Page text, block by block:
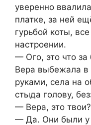
уверенно
платке, за ней
гурьбой коты,
настроении.
— Ого, это что за
Вера выбежала
руками, села на
стыда голову,
— Вера, это
— Да. Они были у